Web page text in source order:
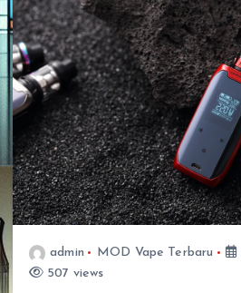
admin MOD Vape Terbaru
507 views